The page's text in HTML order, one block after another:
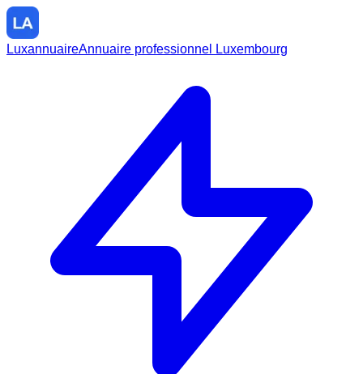
LuxannuaireAnnuaire professionnel Luxembourg